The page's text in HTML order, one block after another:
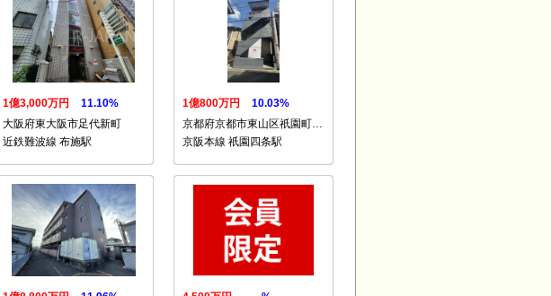
1億3,000万円
11.10%
大阪府東大阪市足代新町
近鉄難波線 布施駅
1億800万円
10.03%
京都府京都市東山区祇園町…
京阪本線 祇園四条駅